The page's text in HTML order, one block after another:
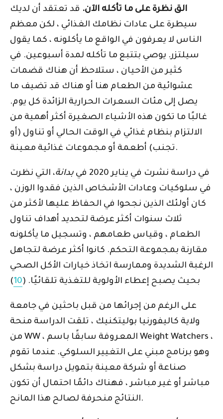
الق نظرة على ما تأكله الآن. قد تعتقد أن لديك
سيطرة على عادات نظامك الغذائي ، لكن معظم
الناس لا يعرفون في الواقع ما يأكلونه ، كما يقول
سيلتزر. يوصي بتتبع ما تأكله لمدة أسبوعين. في
كثير من الأحيان ، ستلاحظ أن هناك قضمات
عشوائية من الطعام هنا أو هناك قد تضيف ما
يصل إلى مئات السعرات الحرارية الزائدة كل يوم.
غالبًا ما تكون هذه الأشياء الصغيرة أكثر أهمية من
الالتزام بنظام غذائي في الوقت الحالي أو تناول (أو
تجنب) أطعمة أو مجموعات غذائية معينة.
في دراسة نشرت في يناير 2020 في بدانة، التي نظرت
في سلوكيات وعادات الأشخاص الذين فقدوا الوزن ،
كان أولئك الذين نجحوا في الحفاظ عليها لأكثر من
ثلاث سنوات أكثر عرضة لتحديد أهداف تناول
الطعام ، وقياس طعامهم ، وتسجيل ما يأكلونه
مقارنة بمجموعة التحكم. كانوا أكثر عرضة لتجاهل
الرغبة الشديدة وممارسة اتخاذ خيارات الأكل الصحي
بحيث يصبح إعطاء الأولوية للتغذية تلقائيًا. (10
)
على الرغم من إجرائها من قبل باحثين في جامعة
ولاية كاليفورنيا بوليتكنيك ، تلقت الدراسة منحة
من WW ، المعروفة سابقًا باسم Weight Watchers ،
وهو برنامج مبني على التغيير السلوكي. عندما تقوم
صناعة أو شركة معينة بتمويل دراسة بشكل
مباشر أو غير مباشر ، فهناك دائمًا احتمال أن تكون
النتائج منحرفة لصالح هذا المانح.